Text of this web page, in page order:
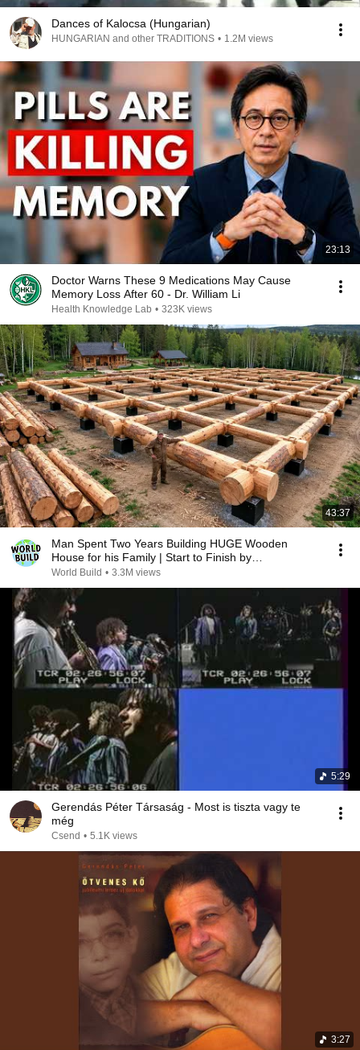
Dances of Kalocsa (Hungarian)
HUNGARIAN and other TRADITIONS • 1.2M views
23:13
Doctor Warns These 9 Medications May Cause
Memory Loss After 60 - Dr. William Li
Health Knowledge Lab • 323K views
43:37
Man Spent Two Years Building HUGE Wooden
House for his Family | Start to Finish by
@bjornbrenton
World Build • 3.3M views
5:29
Gerendás Péter Társaság - Most is tiszta vagy te
még
Csend • 5.1K views
3:27